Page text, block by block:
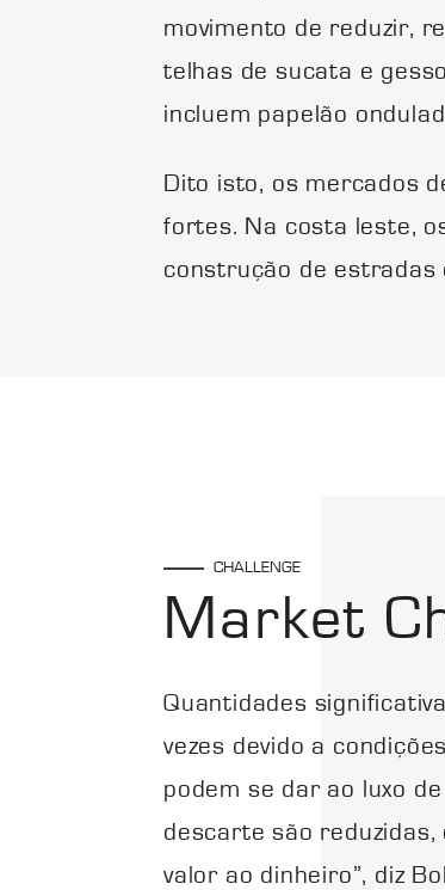
movimento de reduzir,
telhas de sucata e
incluem papelão
Dito isto, os mercados
fortes. Na costa leste,
construção de estradas
CHALLENGE
Market
Quantidades
vezes devido a
podem se dar ao luxo
descarte são
valor ao dinheiro”, diz